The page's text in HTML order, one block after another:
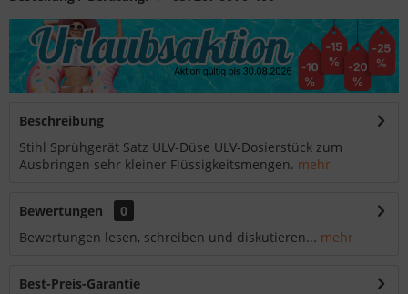
Beschreibung
Stihl Sprühgerät Satz ULV-Düse ULV-Dosierstück zum
Ausbringen sehr kleiner Flüssigkeitsmengen. mehr
Bewertungen
0
Bewertungen lesen, schreiben und diskutieren... mehr
Best-Preis-Garantie